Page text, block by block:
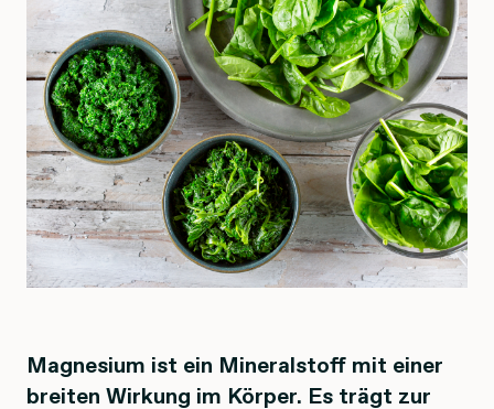
Magnesium ist ein Mineralstoff mit einer
breiten Wirkung im Körper. Es trägt zur